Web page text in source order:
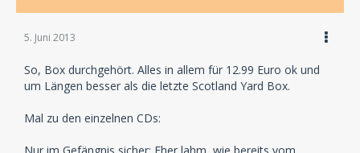
5. Juni 2013
So, Box durchgehört. Alles in allem für 12.99 Euro ok und
um Längen besser als die letzte Scotland Yard Box.
Mal zu den einzelnen CDs: